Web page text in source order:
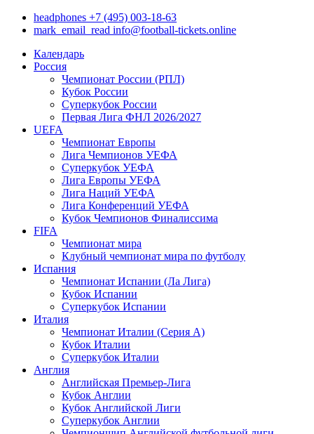
headphones +7 (495) 003-18-63
mark_email_read info@football-tickets.online
Календарь
Россия
Чемпионат России (РПЛ)
Кубок России
Суперкубок России
Первая Лига ФНЛ 2026/2027
UEFA
Чемпионат Европы
Лига Чемпионов УЕФА
Суперкубок УЕФА
Лига Европы УЕФА
Лига Наций УЕФА
Лига Конференций УЕФА
Кубок Чемпионов Финалиссима
FIFA
Чемпионат мира
Клубный чемпионат мира по футболу
Испания
Чемпионат Испании (Ла Лига)
Кубок Испании
Суперкубок Испании
Италия
Чемпионат Италии (Серия А)
Кубок Италии
Суперкубок Италии
Англия
Английская Премьер-Лига
Кубок Англии
Кубок Английской Лиги
Суперкубок Англии